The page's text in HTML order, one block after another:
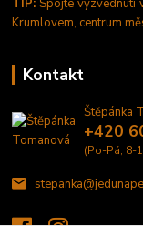
TIP: Spojte vyzvednutí
Krumlovem, centrum
Kontakt
Štěpánka
+420
(Po-Pá, 8-